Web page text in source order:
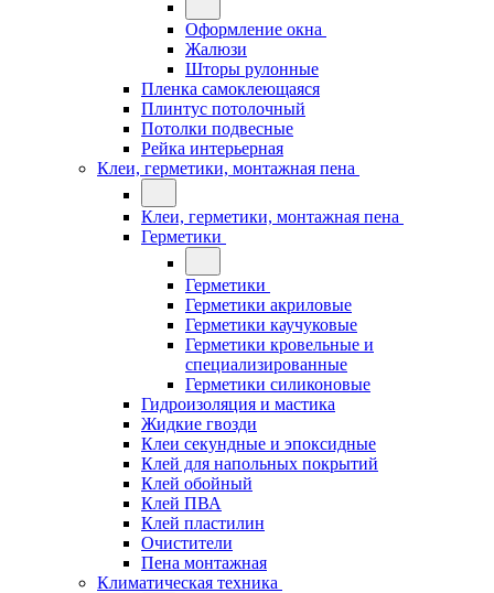
Оформление окна
Жалюзи
Шторы рулонные
Пленка самоклеющаяся
Плинтус потолочный
Потолки подвесные
Рейка интерьерная
Клеи, герметики, монтажная пена
Клеи, герметики, монтажная пена
Герметики
Герметики
Герметики акриловые
Герметики каучуковые
Герметики кровельные и
специализированные
Герметики силиконовые
Гидроизоляция и мастика
Жидкие гвозди
Клеи секундные и эпоксидные
Клей для напольных покрытий
Клей обойный
Клей ПВА
Клей пластилин
Очистители
Пена монтажная
Климатическая техника